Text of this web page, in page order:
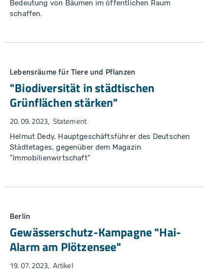
Bedeutung von Bäumen im öffentlichen Raum
schaffen.
Lebensräume für Tiere und Pflanzen
"Biodiversität in städtischen
Grünflächen stärken"
20. 09. 2023 Statement
Helmut Dedy, Hauptgeschäftsführer des Deutschen
Städtetages, gegenüber dem Magazin
"Immobilienwirtschaft"
Berlin
Gewässerschutz-Kampagne "Hai-
Alarm am Plötzensee"
19. 07. 2023 Artikel